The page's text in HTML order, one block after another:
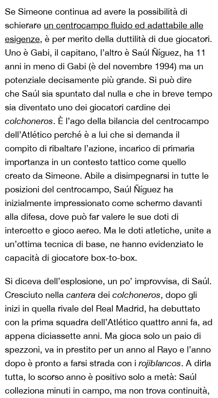
Se Simeone continua ad avere la possibilità di
schierare un centrocampo fluido ed adattabile alle
esigenze, è per merito della duttilità di due giocatori.
Uno è Gabi, il capitano, l’altro è Saúl Ñíguez, ha 11
anni in meno di Gabi (è del novembre 1994) ma un
potenziale decisamente più grande. Si può dire
che Saúl sia spuntato dal nulla e che in breve tempo
sia diventato uno dei giocatori cardine dei
colchoneros. È l’ago della bilancia del centrocampo
dell’Atlético perché è a lui che si demanda il
compito di ribaltare l’azione, incarico di primaria
importanza in un contesto tattico come quello
creato da Simeone. Abile a disimpegnarsi in tutte le
posizioni del centrocampo, Saúl Ñíguez ha
inizialmente impressionato come schermo davanti
alla difesa, dove può far valere le sue doti di
intercetto e gioco aereo. Ma le doti atletiche, unite a
un’ottima tecnica di base, ne hanno evidenziato le
capacità di giocatore box-to-box.
Si diceva dell’esplosione, un po’ improvvisa, di Saúl.
Cresciuto nella cantera dei colchoneros, dopo gli
inizi in quella rivale del Real Madrid, ha debuttato
con la prima squadra dell’Atlético quattro anni fa, ad
appena diciassette anni. Ma gioca solo un paio di
spezzoni, va in prestito per un anno al Rayo e l’anno
dopo è pronto a farsi strada con i rojiblancos. A dirla
tutta, lo scorso anno è positivo solo a metà: Saúl
colleziona minuti in campo, ma non trova continuità,